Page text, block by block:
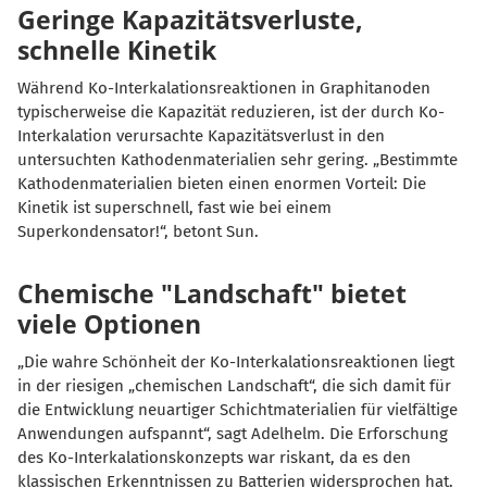
Geringe Kapazitätsverluste,
schnelle Kinetik
Während Ko-Interkalationsreaktionen in Graphitanoden
typischerweise die Kapazität reduzieren, ist der durch Ko-
Interkalation verursachte Kapazitätsverlust in den
untersuchten Kathodenmaterialien sehr gering. „Bestimmte
Kathodenmaterialien bieten einen enormen Vorteil: Die
Kinetik ist superschnell, fast wie bei einem
Superkondensator!“, betont Sun.
Chemische "Landschaft" bietet
viele Optionen
Die wahre Schönheit der Ko-Interkalationsreaktionen liegt
in der riesigen „chemischen Landschaft“, die sich damit für
die Entwicklung neuartiger Schichtmaterialien für vielfältige
Anwendungen aufspannt“, sagt Adelhelm. Die Erforschung
des Ko-Interkalationskonzepts war riskant, da es den
klassischen Erkenntnissen zu Batterien widersprochen hat.